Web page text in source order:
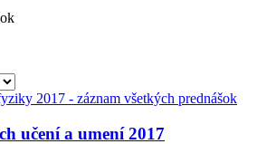
učení a umení 2017